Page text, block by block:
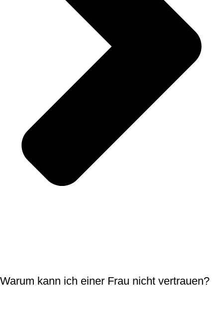
Warum kann ich einer Frau nicht vertrauen?